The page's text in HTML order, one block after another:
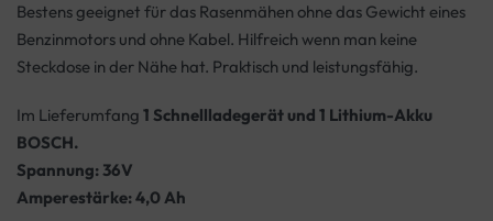
Bestens geeignet für das Rasenmähen ohne das Gewicht eines
Benzinmotors und ohne Kabel. Hilfreich wenn man keine
Steckdose in der Nähe hat. Praktisch und leistungsfähig.
Im Lieferumfang 1 Schnellladegerät und 1 Lithium-Akku
BOSCH.
Spannung: 36V
Amperestärke: 4,0 Ah